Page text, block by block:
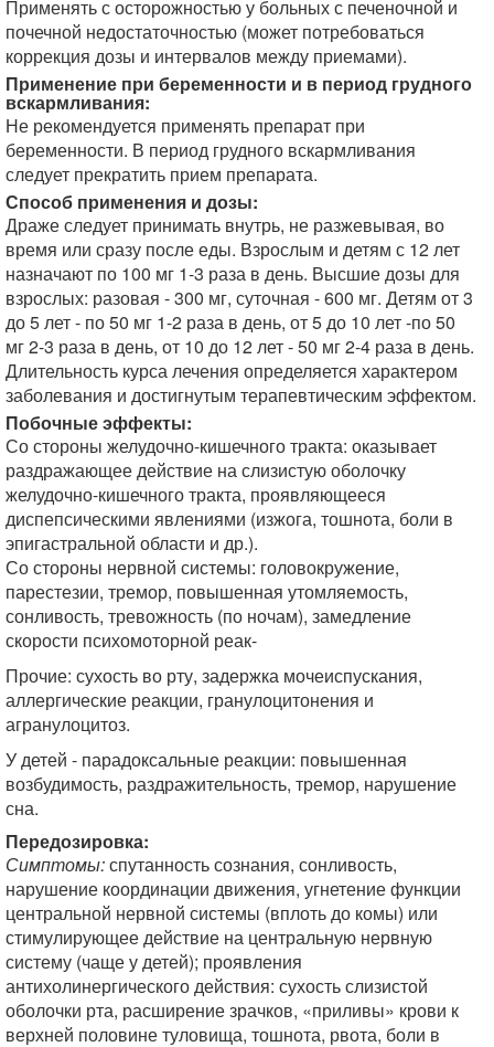
Применять с осторожностью у больных с печеночной и
почечной недостаточностью (может потребоваться
коррекция дозы и интервалов между приемами).
Применение при беременности и в период грудного
вскармливания:
Не рекомендуется применять препарат при
беременности. В период грудного вскармливания
следует прекратить прием препарата.
Способ применения и дозы:
Драже следует принимать внутрь, не разжевывая, во
время или сразу после еды. Взрослым и детям с 12 лет
назначают по 100 мг 1-3 раза в день. Высшие дозы для
взрослых: разовая - 300 мг, суточная - 600 мг. Детям от 3
до 5 лет - по 50 мг 1-2 раза в день, от 5 до 10 лет -по 50
мг 2-3 раза в день, от 10 до 12 лет - 50 мг 2-4 раза в день.
Длительность курса лечения определяется характером
заболевания и достигнутым терапевтическим эффектом.
Побочные эффекты:
Со стороны желудочно-кишечного тракта: оказывает
раздражающее действие на слизистую оболочку
желудочно-кишечного тракта, проявляющееся
диспепсическими явлениями (изжога, тошнота, боли в
эпигастральной области и др.).
Со стороны нервной системы: головокружение,
парестезии, тремор, повышенная утомляемость,
сонливость, тревожность (по ночам), замедление
скорости психомоторной реак-
Прочие: сухость во рту, задержка мочеиспускания,
аллергические реакции, гранулоцитонения и
агранулоцитоз.
У детей - парадоксальные реакции: повышенная
возбудимость, раздражительность, тремор, нарушение
сна.
Передозировка:
Симптомы:спутанность сознания, сонливость,
нарушение координации движения, угнетение функции
центральной нервной системы (вплоть до комы) или
стимулирующее действие на центральную нервную
систему (чаще у детей); проявления
антихолинергического действия: сухость слизистой
оболочки рта, расширение зрачков, «приливы» крови к
верхней половине туловища, тошнота, рвота, боли в